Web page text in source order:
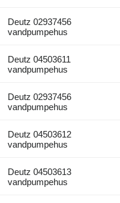
Deutz 02937456
vandpumpehus
Deutz 04503611
vandpumpehus
Deutz 02937456
vandpumpehus
Deutz 04503612
vandpumpehus
Deutz 04503613
vandpumpehus